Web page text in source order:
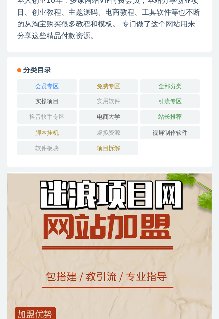
目、创业教程、主题源码、电商教程、工具软件等也不断
的从淘宝购买很多教程和模板。 专门做了这个网站用来
分享这些精品付款资源。
分类目录
会员专区 免费专区 全部分类
实操项目 实用软件 引流专区
抖音快手专区 电商大学 站长推荐
脚本挂机 虚拟资源 视屏制作软件
软件板块 项目拆解